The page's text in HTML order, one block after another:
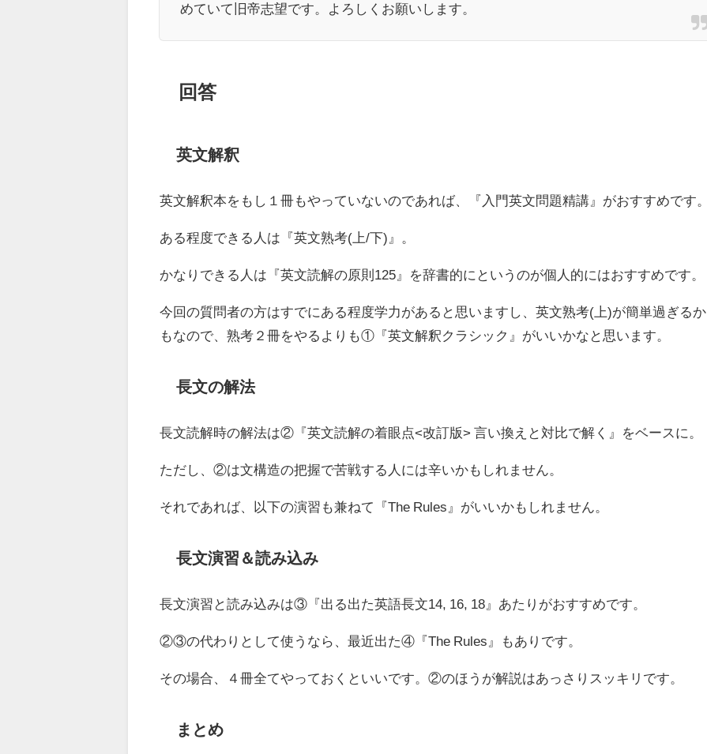
めていて旧帝志望です。よろしくお願いします。
回答
英文解釈
英文解釈本をもし１冊もやっていないのであれば、『入門英文問題精講』がおすすめです。
ある程度できる人は『英文熟考(上/下)』。
かなりできる人は『英文読解の原則125』を辞書的にというのが個人的にはおすすめです。
今回の質問者の方はすでにある程度学力があると思いますし、英文熟考(上)が簡単過ぎるか
もなので、熟考２冊をやるよりも①『英文解釈クラシック』がいいかなと思います。
長文の解法
長文読解時の解法は②『英文読解の着眼点<改訂版> 言い換えと対比で解く』をベースに。
ただし、②は文構造の把握で苦戦する人には辛いかもしれません。
それであれば、以下の演習も兼ねて『The Rules』がいいかもしれません。
長文演習＆読み込み
長文演習と読み込みは③『出る出た英語長文14, 16, 18』あたりがおすすめです。
②③の代わりとして使うなら、最近出た④『The Rules』もありです。
その場合、４冊全てやっておくといいです。②のほうが解説はあっさりスッキリです。
まとめ